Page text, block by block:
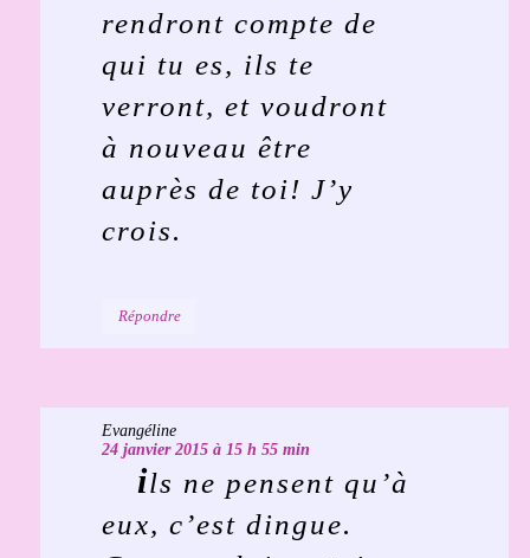
rendront compte de
qui tu es, ils te
verront, et voudront
à nouveau être
auprès de toi! J’y
crois.
Répondre
Evangéline
24 janvier 2015 à 15 h 55 min
ils ne pensent qu’à
eux, c’est dingue.